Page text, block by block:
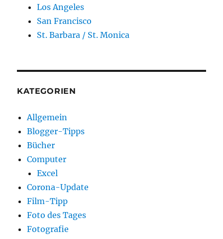
Los Angeles
San Francisco
St. Barbara / St. Monica
KATEGORIEN
Allgemein
Blogger-Tipps
Bücher
Computer
Excel
Corona-Update
Film-Tipp
Foto des Tages
Fotografie